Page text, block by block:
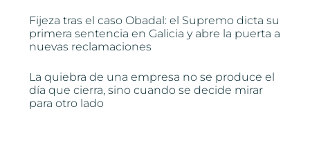
Fijeza tras el caso Obadal: el Supremo dicta su
primera sentencia en Galicia y abre la puerta a
nuevas reclamaciones
La quiebra de una empresa no se produce el
día que cierra, sino cuando se decide mirar
para otro lado